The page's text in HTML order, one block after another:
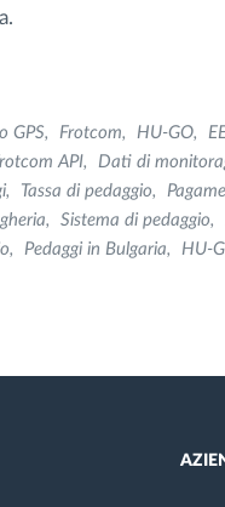
GPS Frotcom HU-GO
API Dati di
Tassa di pedaggio
Sistema di pedaggio
Pedaggi in Bulgaria HU-